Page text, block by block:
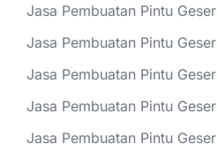
Jasa Pembuatan Pintu
Jasa Pembuatan Pintu
Jasa Pembuatan Pintu
Jasa Pembuatan Pintu
Jasa Pembuatan Pintu